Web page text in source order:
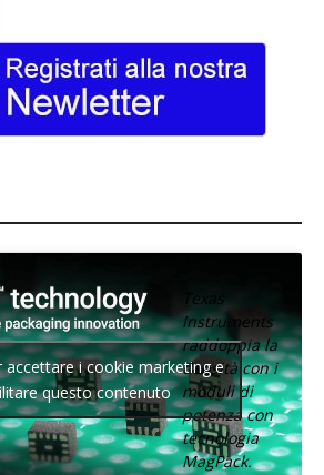
Texas
Instruments
raddoppia la
densità con i
moduli di
potenza con
tecnologia
MagPack.
accettare i cookie marketing e
questo contenuto